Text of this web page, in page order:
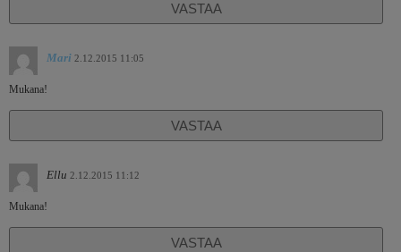
VASTAA
Mari 2.12.2015 11:05
Mukana!
VASTAA
Ellu 2.12.2015 11:12
Mukana!
VASTAA